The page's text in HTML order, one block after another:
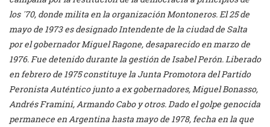
los ´70, donde milita en la organización Montoneros. El 25 de
mayo de 1973 es designado Intendente de la ciudad de Salta
por el gobernador Miguel Ragone, desaparecido en marzo de
1976. Fue detenido durante la gestión de Isabel Perón. Liberado
en febrero de 1975 constituye la Junta Promotora del Partido
Peronista Auténtico junto a ex gobernadores, Miguel Bonasso,
Andrés Framini, Armando Cabo y otros. Dado el golpe genocida
permanece en Argentina hasta mayo de 1978, fecha en la que